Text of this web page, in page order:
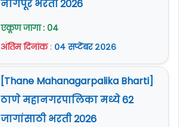
नागपूर भरती 2026
एकूण जागा : 04
अंतिम दिनांक: ०४ सप्टेंबर २०२६
[Thane Mahanagarpalika Bharti]
ठाणे महानगरपालिका मध्ये 62
जागांसाठी भरती 2026